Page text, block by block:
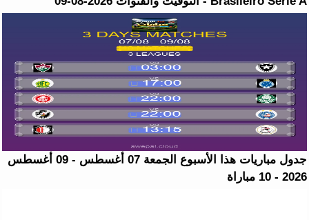
جدول مباريات هذا الأسبوع الجمعة 07 أغسطس - 09 أغسطس
2026 - 10 مباراة